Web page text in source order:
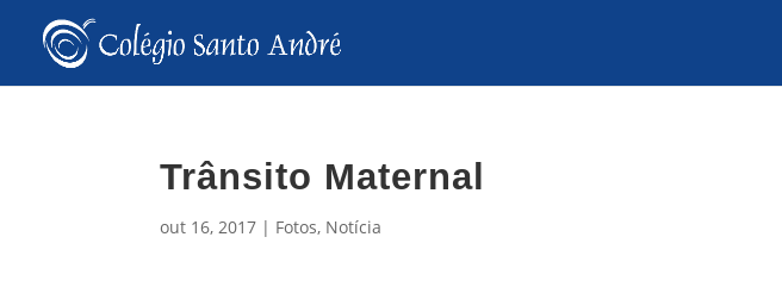
Trânsito Maternal
out 16, 2017 | Fotos, Notícia